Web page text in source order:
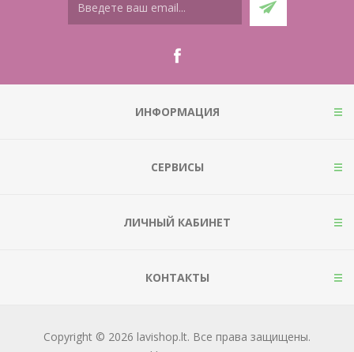
ИНФОРМАЦИЯ
СЕРВИСЫ
ЛИЧНЫЙ КАБИНЕТ
КОНТАКТЫ
Copyright © 2026 lavishop.lt. Все права защищены.